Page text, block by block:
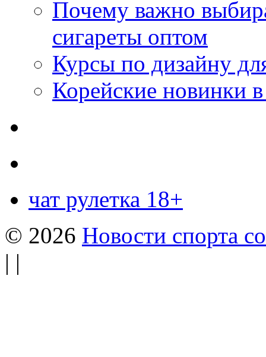
Почему важно
сигареты оптом
Курсы по дизайну
Корейские новинки
чат рулетка 18+
© 2026 Новости спорта
| |